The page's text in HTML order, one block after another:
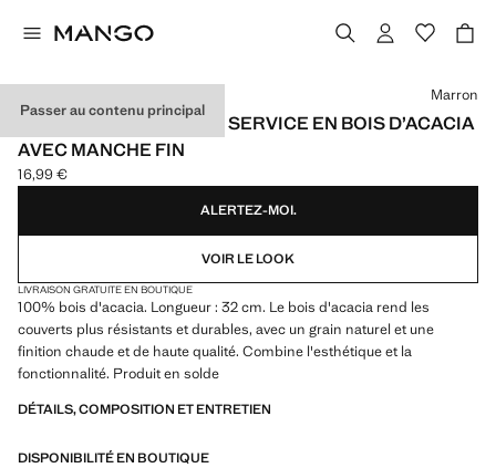
Passer au contenu principal
LOT DE 2 COUVERTS DE SERVICE EN BOIS D’ACACIA
AVEC MANCHE FIN
Prix actuel [16,99 € ]
16,99 €
Choisissez une couleur
Marron
ALERTEZ-MOI.
VOIR LE LOOK
LIVRAISON GRATUITE EN BOUTIQUE
100% bois d'acacia. Longueur : 32 cm. Le bois d'acacia rend les
couverts plus résistants et durables, avec un grain naturel et une
finition chaude et de haute qualité. Combine l'esthétique et la
fonctionnalité. Produit en solde
DÉTAILS, COMPOSITION ET ENTRETIEN
DISPONIBILITÉ EN BOUTIQUE